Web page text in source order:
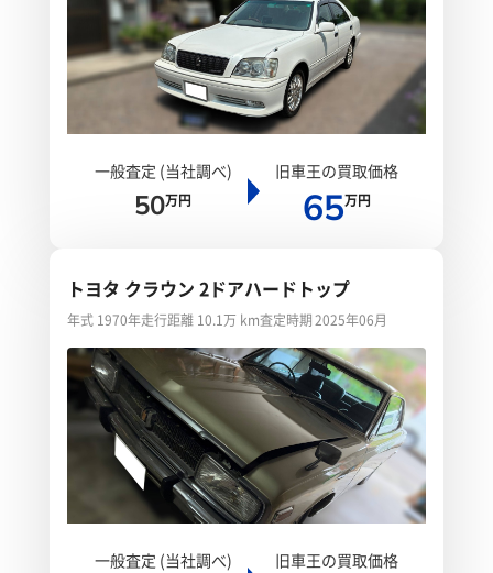
一般査定 (当社調べ)
50万円
旧車王の買取価格
65万円
トヨタ クラウン 2ドアハードトップ
年式 1970年走行距離 10.1万 km査定時期 2025年06月
一般査定 (当社調べ) 旧車王の買取価格